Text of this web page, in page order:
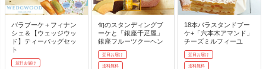
バラブーケ＋フィナン
シェ＆【ウェッジウッ
ド】ティーバッグセッ
ト
翌日お届け
旬のスタンディングブ
ーケと「銀座千疋屋」
銀座フルーツクーヘン
翌日お届け
送料無料
18本バラスタンドブー
ケ+「六本木アマンド」
チーズミルフィーユ
翌日お届け
送料無料